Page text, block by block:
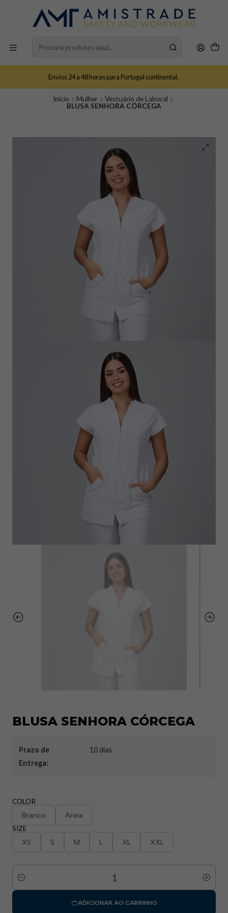
Envios 24 a 48 horas para Portugal continental.
Início Mulher
Vestuário de Laboral
BLUSA SENHORA CÓRCEGA
BLUSA SENHORA CÓRCEGA
Prazo de
Entrega:
10 dias
COLOR
Branco Areia
SIZE
XS S M L XL XXL
Quantidade
ADICIONAR AO CARRINHO